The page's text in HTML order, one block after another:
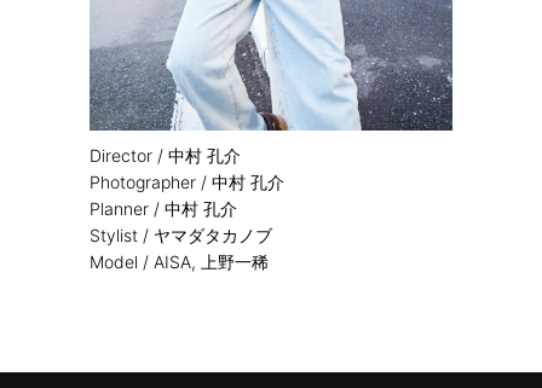
Director / 中村 孔介
Photographer / 中村 孔介
Planner / 中村 孔介
Stylist / ヤマダタカノブ
Model / AISA, 上野一稀